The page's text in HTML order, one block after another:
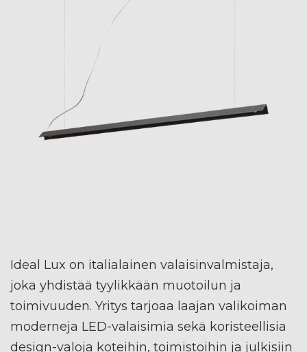
Ideal Lux on italialainen valaisinvalmistaja,
joka yhdistää tyylikkään muotoilun ja
toimivuuden. Yritys tarjoaa laajan valikoiman
moderneja LED-valaisimia sekä koristeellisia
design-valoja koteihin, toimistoihin ja julkisiin